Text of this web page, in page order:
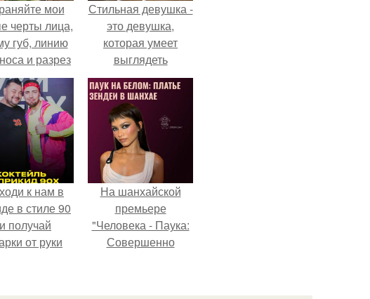
мои
черты лица,
губ, линию
и разрез
глаз.
Стильная девушка -
это девушка,
которая умеет
выглядеть
привлекательно и
элегантно в любои
ситуации.
к нам в
в стиле 90
получай
от руки
На шанхайской
премьере
"Человека - Паука:
Совершенно
просто очередной